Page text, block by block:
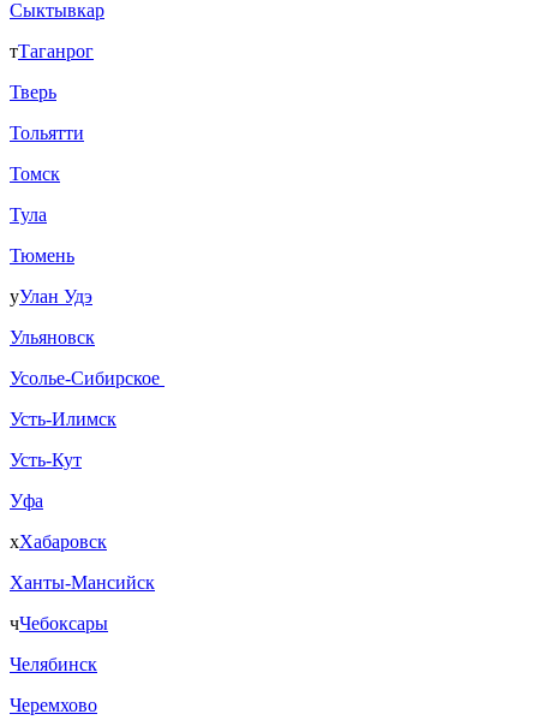
Сыктывкар
тТаганрог
Тверь
Тольятти
Томск
Тула
Тюмень
уУлан Удэ
Ульяновск
Усолье-Сибирское
Усть-Илимск
Усть-Кут
Уфа
хХабаровск
Ханты-Мансийск
чЧебоксары
Челябинск
Черемхово